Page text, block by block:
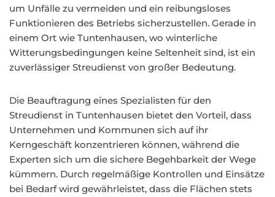
um Unfälle zu vermeiden und ein reibungsloses
Funktionieren des Betriebs sicherzustellen. Gerade in
einem Ort wie Tuntenhausen, wo winterliche
Witterungsbedingungen keine Seltenheit sind, ist ein
zuverlässiger Streudienst von großer Bedeutung.
Die Beauftragung eines Spezialisten für den
Streudienst in Tuntenhausen bietet den Vorteil, dass
Unternehmen und Kommunen sich auf ihr
Kerngeschäft konzentrieren können, während die
Experten sich um die sichere Begehbarkeit der Wege
kümmern. Durch regelmäßige Kontrollen und Einsätze
bei Bedarf wird gewährleistet, dass die Flächen stets